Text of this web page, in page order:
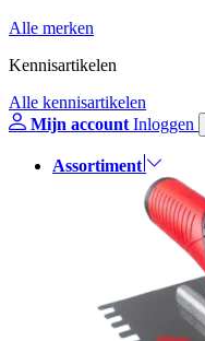
Alle merken
Kennisartikelen
Alle kennisartikelen
Mijn account Inloggen
Assortiment